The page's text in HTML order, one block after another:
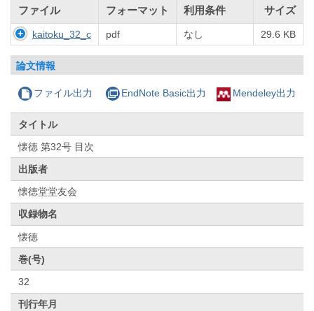
ファイル フォーマット 利用条件 サイズ
kaitoku_32_c pdf なし 29.6 KB
論文情報
ファイル出力 EndNote Basic出力 Mendeley出力
タイトル
懐徳 第32号 目次
出版者
懐徳堂堂友会
収録物名
懐徳
巻(号)
32
刊行年月